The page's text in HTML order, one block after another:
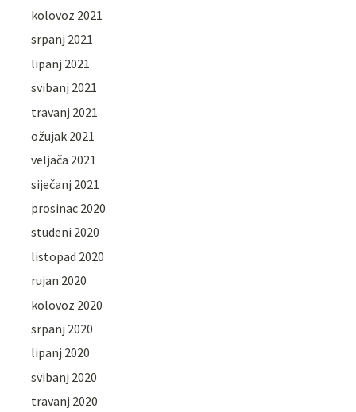
kolovoz 2021
srpanj 2021
lipanj 2021
svibanj 2021
travanj 2021
ožujak 2021
veljača 2021
siječanj 2021
prosinac 2020
studeni 2020
listopad 2020
rujan 2020
kolovoz 2020
srpanj 2020
lipanj 2020
svibanj 2020
travanj 2020